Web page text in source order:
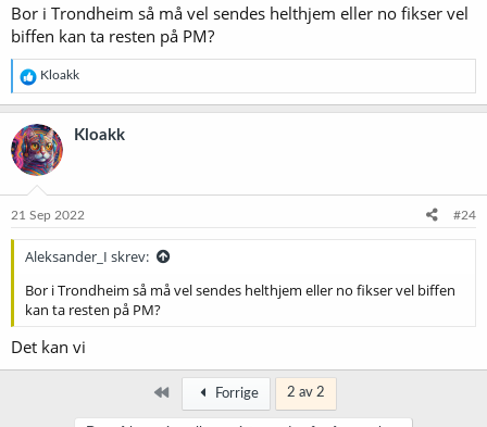
Bor i Trondheim så må vel sendes helthjem eller no fikser vel
biffen kan ta resten på PM?
R
e
a
k
s
j
o
e
Kloakk
Kloakk
21 Sep 2022 #24
Aleksander_I skrev:
Bor i Trondheim så må vel sendes helthjem eller no fikser vel biffen
kan ta resten på PM?
Det kan vi
Først Forrige 2 av 2